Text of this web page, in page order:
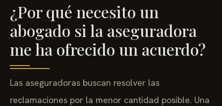
¿Por qué necesito un
abogado si la aseguradora
me ha ofrecido un acuerdo?
Las aseguradoras buscan resolver las
reclamaciones por la menor cantidad posible. Una